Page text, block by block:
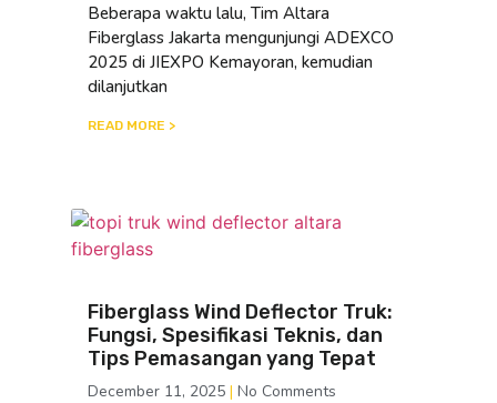
Beberapa waktu lalu, Tim Altara
Fiberglass Jakarta mengunjungi ADEXCO
2025 di JIEXPO Kemayoran, kemudian
dilanjutkan
READ MORE >
Fiberglass Wind Deflector Truk:
Fungsi, Spesifikasi Teknis, dan
Tips Pemasangan yang Tepat
December 11, 2025 No Comments